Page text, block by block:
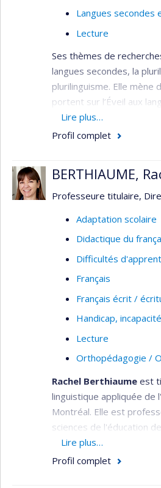
Langues secondes
Lecture
Ses thèmes de
langues secondes, la
plurilinguisme. Elle mène
portent sur l’Éveil aux
diversité linguistique (
lecture et l’écriture en
pour les nouveaux
Champs d'expertise
Lecture en langue
seconde
Didactique du
pluriethniques
Didactique des
Diversité
Lire plus…
Profil complet
BERTHIAUME,
Professeure titulaire,
Adaptation scolaire
Didactique du
Difficultés
Français
Français écrit /
Handicap,
Lecture
Orthopédagogie /
Rachel Berthiaume est
linguistique appliquée de
Montréal. Elle est
sciences de l'éducation
Montréal depuis 2008.
sont principalement
Lire plus…
Profil complet